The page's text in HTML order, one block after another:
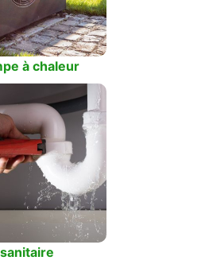
à chaleur
sanitaire